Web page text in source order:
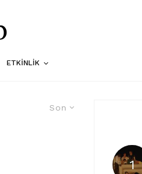
ETKINLIK
Son